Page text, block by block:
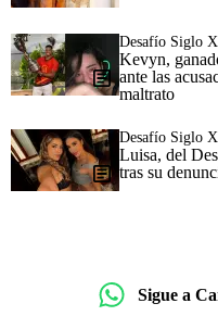
Desafío Siglo
Kevyn,
ante las
maltrato
Desafío Siglo
Luisa, del
tras su
Sigue a